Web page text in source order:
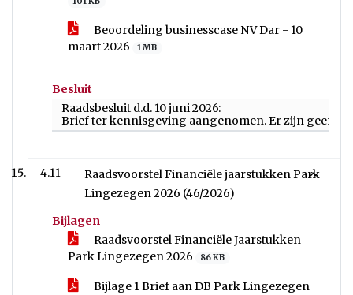
Beoordeling businesscase NV Dar - 10
maart 2026
1 MB
Besluit
Raadsbesluit d.d. 10 juni 2026:
Brief ter kennisgeving aangenomen. Er zijn geen
4.11
Raadsvoorstel Financiële jaarstukken Park
Lingezegen 2026 (46/2026)
Bijlagen
Raadsvoorstel Financiële Jaarstukken
Park Lingezegen 2026
86 KB
Bijlage 1 Brief aan DB Park Lingezegen